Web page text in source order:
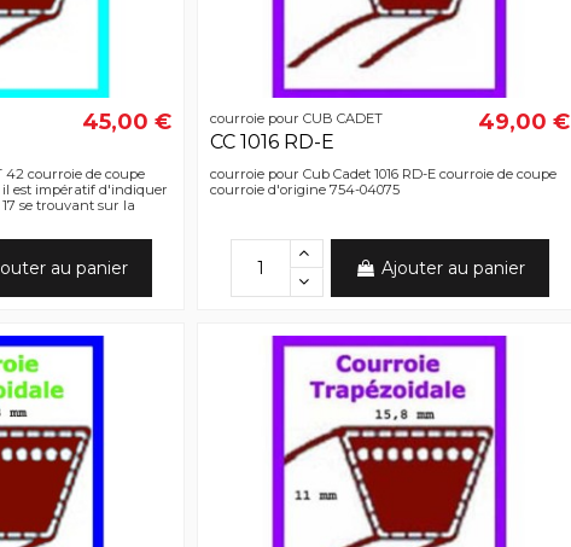
45,00 €
courroie de coupe
est impératif d'indiquer
se trouvant sur la
au panier
courroie pour CUB CADET
CC 1016 RD-E
49,00 €
courroie pour Cub Cadet 1016 RD-E courroie de coupe
courroie d'origine 754-04075
Ajouter au panier